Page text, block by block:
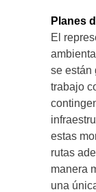
Planes
El
se están
trabajo
estas
rutas
manera
una